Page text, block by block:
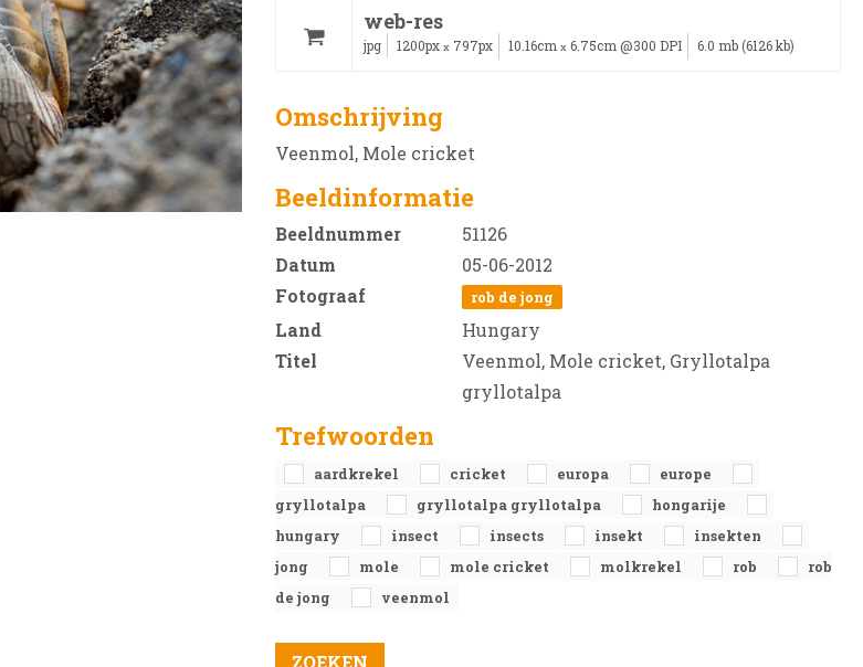
web-res
jpg 1200px x 797px 10.16cm x 6.75cm @300 DPI 6.0 mb (6126 kb)
Omschrijving
Veenmol, Mole cricket
Beeldinformatie
Beeldnummer
51126
Datum
05-06-2012
Fotograaf
rob de jong
Land
Hungary
Titel
Veenmol, Mole cricket, Gryllotalpa
gryllotalpa
Trefwoorden
aardkrekel cricket europa
europe
gryllotalpa
gryllotalpa gryllotalpa
hongarije
hungary
insect insects insekt
insekten
jong
mole mole cricket molkrekel rob
rob
de jong
veenmol